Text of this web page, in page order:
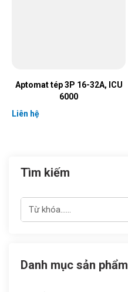
Aptomat tép 3P 16-32A, ICU
6000
Liên hệ
Tìm kiếm
Danh mục sản phẩm